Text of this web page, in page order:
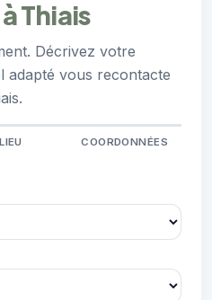
Thiais
Décrivez votre
adapté vous recontacte
LIEU COORDONNÉES